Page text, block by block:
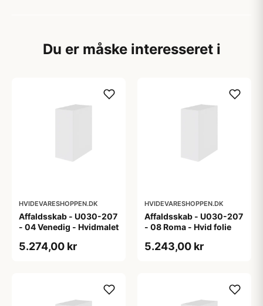
Du er måske interesseret i
HVIDEVARESHOPPEN.DK
Affaldsskab - U030-207
- 04 Venedig - Hvidmalet
5.274,00 kr
HVIDEVARESHOPPEN.DK
Affaldsskab - U030-207
- 08 Roma - Hvid folie
5.243,00 kr